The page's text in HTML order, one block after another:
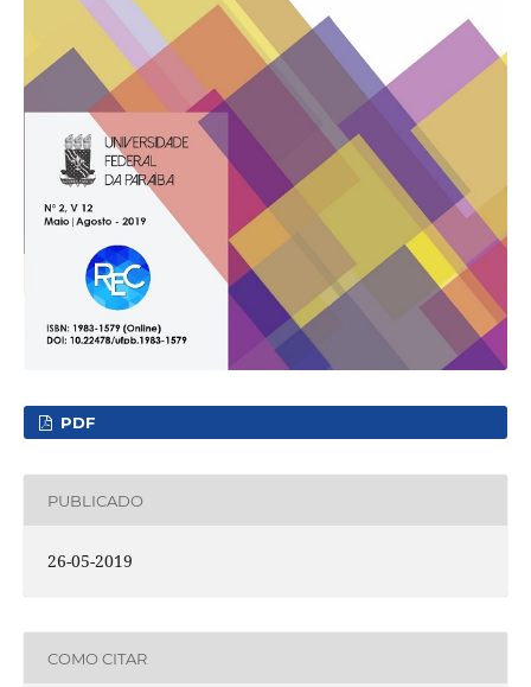
PDF
PUBLICADO
26-05-2019
COMO CITAR